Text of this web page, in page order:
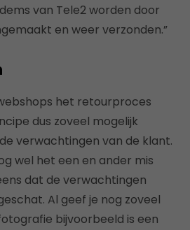
van Tele2 worden door
en weer verzonden.”
het retourproces
dus zoveel mogelijk
verwachtingen van de klant.
wel het een en ander mis
dat de verwachtingen
Al geef je nog zoveel
bijvoorbeeld is een